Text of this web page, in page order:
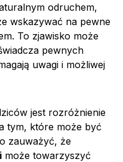
odruchem,
wskazywać na pewne
To zjawisko może
pewnych
uwagi i możliwej
jest rozróżnienie
tym, które może być
zauważyć, że
może towarzyszyć